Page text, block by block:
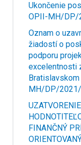
Ukončenie
OPII-MH/DP/
Oznam o
žiadostí o
podporu
excelentnosti
MH/DP/
FINANČNÝ